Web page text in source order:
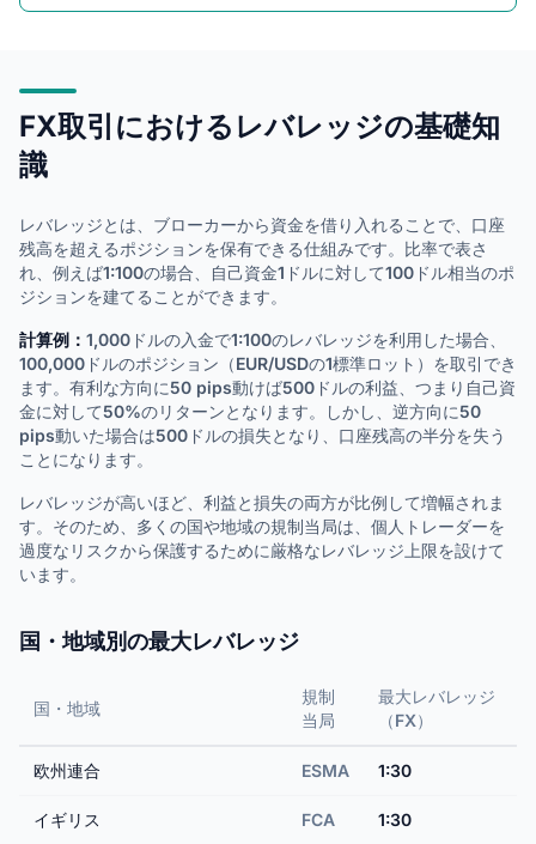
FX取引におけるレバレッジの基礎知
識
レバレッジとは、ブローカーから資金を借り入れることで、口座
残高を超えるポジションを保有できる仕組みです。比率で表さ
れ、例えば1:100の場合、自己資金1ドルに対して100ドル相当のポ
ジションを建てることができます。
計算例： 1,000ドルの入金で1:100のレバレッジを利用した場合、
100,000ドルのポジション（EUR/USDの1標準ロット）を取引でき
ます。有利な方向に50 pips動けば500ドルの利益、つまり自己資
金に対して50%のリターンとなります。しかし、逆方向に50
pips動いた場合は500ドルの損失となり、口座残高の半分を失う
ことになります。
レバレッジが高いほど、利益と損失の両方が比例して増幅されま
す。そのため、多くの国や地域の規制当局は、個人トレーダーを
過度なリスクから保護するために厳格なレバレッジ上限を設けて
います。
国・地域別の最大レバレッジ
国・地域
規制
当局
最大レバレッジ
（FX）
欧州連合 ESMA 1:30
イギリス FCA 1:30